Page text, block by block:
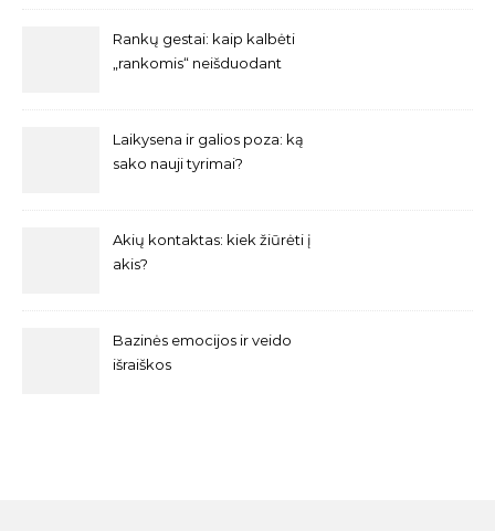
Rankų gestai: kaip kalbėti
„rankomis“ neišduodant
Laikysena ir galios poza: ką
sako nauji tyrimai?
Akių kontaktas: kiek žiūrėti į
akis?
Bazinės emocijos ir veido
išraiškos